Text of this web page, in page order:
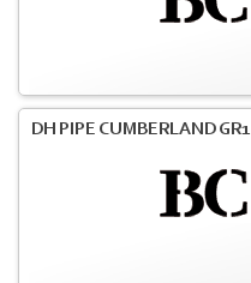
DH PIPE CUMBERLAND GR1